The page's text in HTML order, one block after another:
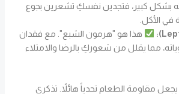
بشكل كبير، فتجدين نفسكِ تشعرين بجوع
الأكل.
هذا هو "هرمون الشبع". مع فقدان
مما يقلل من شعوركِ بالرضا والامتلاء
يجعل مقاومة الطعام تحدياً هائلاً. تذكري